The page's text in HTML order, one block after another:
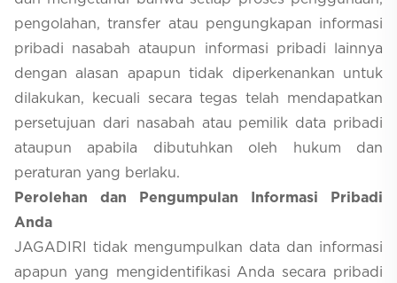
pengolahan, transfer atau pengungkapan informasi
pribadi nasabah ataupun informasi pribadi lainnya
dengan alasan apapun tidak diperkenankan untuk
dilakukan, kecuali secara tegas telah mendapatkan
persetujuan dari nasabah atau pemilik data pribadi
ataupun apabila dibutuhkan oleh hukum dan
peraturan yang berlaku.
Perolehan dan Pengumpulan Informasi Pribadi
Anda
JAGADIRI tidak mengumpulkan data dan informasi
apapun yang mengidentifikasi Anda secara pribadi